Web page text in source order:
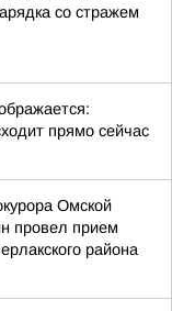
со стражем
прямо сейчас
Омской
провел прием
района